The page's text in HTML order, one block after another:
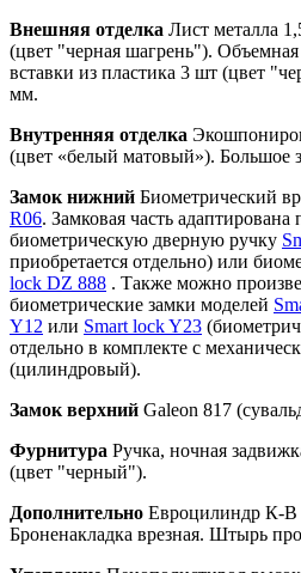
Внешняя отделка Лист металла
(цвет "черная шагрень").
вставки из пластика 3 шт (цвет
мм.
Внутренняя отделка
(цвет «белый матовый»). Большое
Замок нижний Биометрический
R06. Замковая часть адаптирована
биометрическую дверную ручку
приобретается отдельно) или
lock DZ 888 . Также можно
биометрические замки моделей
Y12 или Smart lock Y23
отдельно в комплекте с
(цилиндровый).
Замок верхний Galeon 817
Фурнитура Ручка, ночная
(цвет "черный").
Дополнительно Евроцилиндр К-В
Броненакладка врезная. Штырь